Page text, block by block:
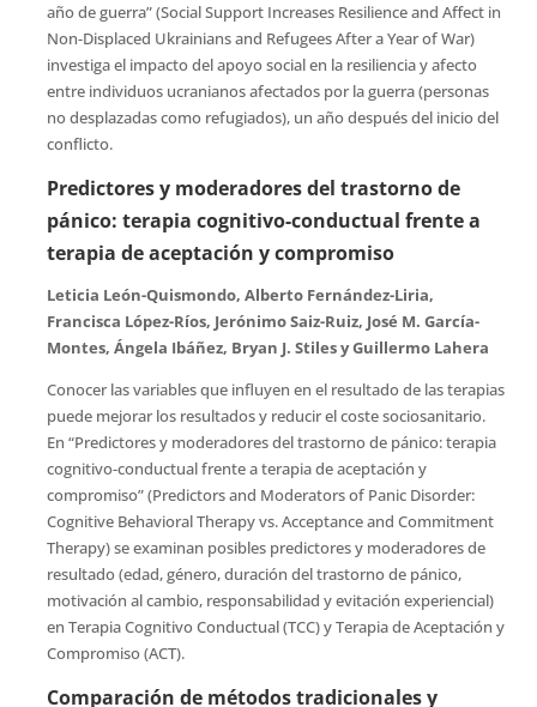
año de guerra” (Social Support Increases Resilience and Affect in
Non-Displaced Ukrainians and Refugees After a Year of War)
investiga el impacto del apoyo social en la resiliencia y afecto
entre individuos ucranianos afectados por la guerra (personas
no desplazadas como refugiados), un año después del inicio del
conflicto.
Predictores y moderadores del trastorno de
pánico: terapia cognitivo-conductual frente a
terapia de aceptación y compromiso
Leticia León-Quismondo, Alberto Fernández-Liria,
Francisca López-Ríos, Jerónimo Saiz-Ruiz, José M. García-
Montes, Ángela Ibáñez, Bryan J. Stiles y Guillermo Lahera
Conocer las variables que influyen en el resultado de las terapias
puede mejorar los resultados y reducir el coste sociosanitario.
En “Predictores y moderadores del trastorno de pánico: terapia
cognitivo-conductual frente a terapia de aceptación y
compromiso” (Predictors and Moderators of Panic Disorder:
Cognitive Behavioral Therapy vs. Acceptance and Commitment
Therapy) se examinan posibles predictores y moderadores de
resultado (edad, género, duración del trastorno de pánico,
motivación al cambio, responsabilidad y evitación experiencial)
en Terapia Cognitivo Conductual (TCC) y Terapia de Aceptación y
Compromiso (ACT).
Comparación de métodos tradicionales y